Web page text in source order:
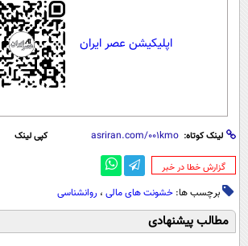
اپلیکیشن عصر ایران
لینک کوتاه: کپی لینک
‌گزارش خطا در خبر
برچسب ها: خشونت‌ های مالی ، روانشناسی
مطالب پیشنهادی